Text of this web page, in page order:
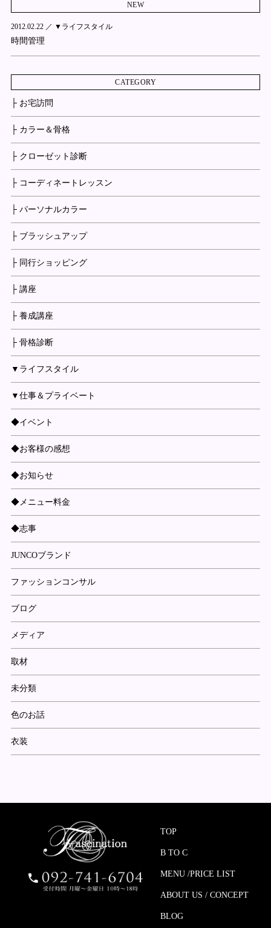
NEW
2012.02.22 ／ ▼ライフスタイル
時間管理
CATEGORY
├ お宅訪問
├ カラー＆骨格
├ クローゼット診断
├ コーディネートレッスン
├ パーソナルカラー
├ ブラッシュアップ
├ 同行ショッピング
├ 講座
├ 養成講座
├ 骨格診断
▼ライフスタイル
▼仕事＆プライベート
◆イベント
◆お客様の感想
◆お知らせ
◆メニュー料金
◆志事
JUNCOブランド
ファッションコンサル
ブログ
メディア
取材
未分類
色のお話
衣装
TOP
B TO C
MENU /PRICE LIST
ABOUT US / CONCEPT
BLOG